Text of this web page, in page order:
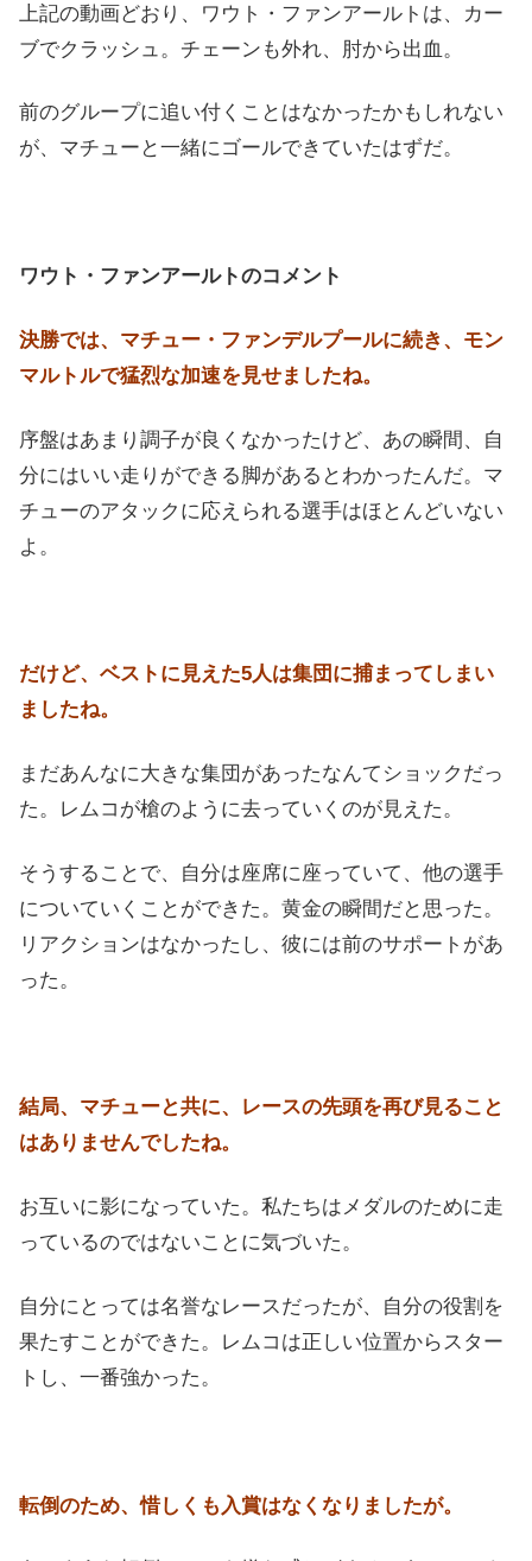
上記の動画どおり、ワウト・ファンアールトは、カー
ブでクラッシュ。チェーンも外れ、肘から出血。
前のグループに追い付くことはなかったかもしれない
が、マチューと一緒にゴールできていたはずだ。
ワウト・ファンアールトのコメント
決勝では、マチュー・ファンデルプールに続き、モン
マルトルで猛烈な加速を見せましたね。
序盤はあまり調子が良くなかったけど、あの瞬間、自
分にはいい走りができる脚があるとわかったんだ。マ
チューのアタックに応えられる選手はほとんどいない
よ。
だけど、ベストに見えた5人は集団に捕まってしまい
ましたね。
まだあんなに大きな集団があったなんてショックだっ
た。レムコが槍のように去っていくのが見えた。
そうすることで、自分は座席に座っていて、他の選手
についていくことができた。黄金の瞬間だと思った。
リアクションはなかったし、彼には前のサポートがあ
った。
結局、マチューと共に、レースの先頭を再び見ること
はありませんでしたね。
お互いに影になっていた。私たちはメダルのために走
っているのではないことに気づいた。
自分にとっては名誉なレースだったが、自分の役割を
果たすことができた。レムコは正しい位置からスター
トし、一番強かった。
転倒のため、惜しくも入賞はなくなりましたが。